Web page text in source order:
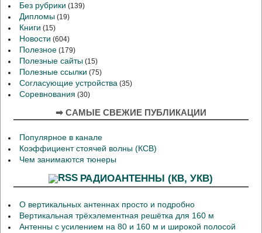
Без рубрики (139)
Дипломы (19)
Книги (15)
Новости (604)
Полезное (179)
Полезные сайты (15)
Полезные ссылки (75)
Согласующие устройства (35)
Соревнования (30)
➡ САМЫЕ СВЕЖИЕ ПУБЛИКАЦИИ
Популярное в канале
Коэффициент стоячей волны (КСВ)
Чем занимаются тюнеры
РАДИОАНТЕННЫ (КВ, УКВ)
О вертикальных антеннах просто и подробно
Вертикальная трёхэлементная решётка для 160 м
Антенны с усилением на 80 и 160 м и широкой полосой